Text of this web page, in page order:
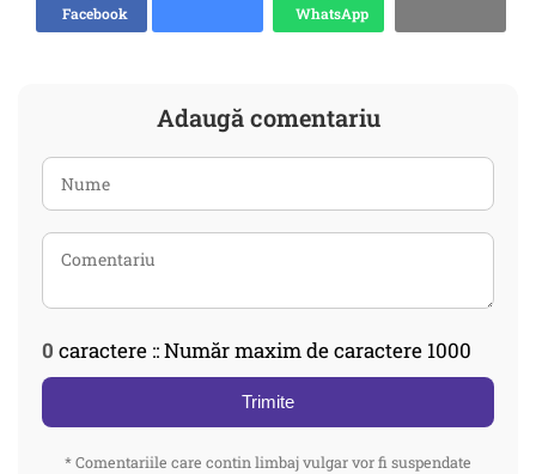
Facebook
WhatsApp
Adaugă comentariu
0 caractere :: Număr maxim de caractere 1000
Trimite
* Comentariile care contin limbaj vulgar vor fi suspendate